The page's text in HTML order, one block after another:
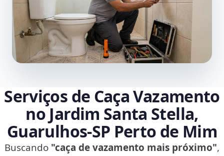
Serviços de Caça Vazamento
no Jardim Santa Stella,
Guarulhos‑SP Perto de Mim
Buscando "caça de vazamento mais próximo",